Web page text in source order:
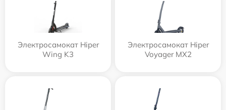
Электросамокат Hiper
Wing K3
Электросамокат Hiper
Voyager MX2